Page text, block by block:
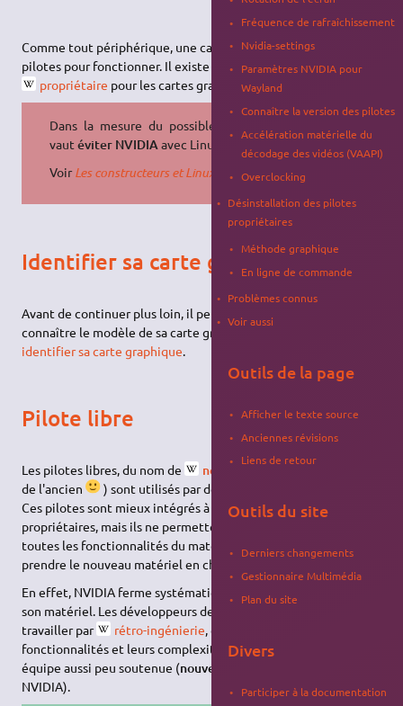
Comme tout périphérique, une carte graphique a besoin de
pilotes pour fonctionner. Il existe un pilote
libreet un pilote
propriétaire pour les cartes graphiquesNVIDIA
Dans la mesure du possible, mieux
vaut éviter NVIDIAavec Linux !
VoirLes constructeurs et Linux
Identifier sa carte graphique
Avant de continuer plus loin, il peut être intéressant de
connaître le modèle de sa carte graphique. Pour cela, voir
identifier sa carte graphique.
Pilote libre
Les pilotes libres, du nom de nouveau, (pour le différencier
de l'ancien
) sont utilisés par défaut sur Ubuntu.
Ces pilotes sont mieux intégrés à
Ubuntuque les pilotes
propriétaires, mais ils ne permettent que rarement d'utiliser
toutes les fonctionnalités du matériel, et mettent du temps à
prendre le nouveau matériel en charge.
En effet, NVIDIA ferme systématiquement les spécificités de
son matériel. Les développeurs de
travailler par
rétro-ingénierie, ce qui, vu le nombre de
fonctionnalités et leurs complexités, est ingérable pour une
équipe aussi peu soutenue (nouveau
NVIDIA).
Fréquence de rafraîchissement
Nvidia-settings
Paramètres NVIDIA pour
Wayland
Connaître la version des pilotes
Accélération matérielle du
décodage des vidéos (VAAPI)
Overclocking
Désinstallation des pilotes
propriétaires
Méthode graphique
En ligne de commande
Problèmes connus
Voir aussi
Outils de la page
Afficher le texte source
Anciennes révisions
Liens de retour
Outils du site
Derniers changements
Gestionnaire Multimédia
Plan du site
Divers
Participer à la documentation